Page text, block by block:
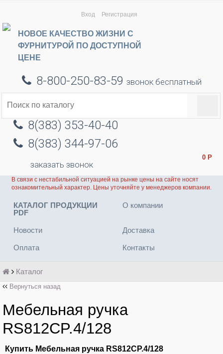
Вход Регистрация
НОВОЕ КАЧЕСТВО ЖИЗНИ С
ФУРНИТУРОЙ ПО ДОСТУПНОЙ
ЦЕНЕ
8-800-250-83-59 звонок бесплатный
8(383) 353-40-40
8(383) 344-97-06
заказать звонок
0 Р
В связи с нестабильной ситуацией на рынке цены на сайте носят
ознакомительный характер. Цены уточняйте у менеджеров компании.
КАТАЛОГ ПРОДУКЦИИ
PDF
О компании
Новости Доставка
Оплата Контакты
Каталог
Вернуться назад
Мебельная ручка
RS812CP.4/128
Купить Мебельная ручка RS812CP.4/128